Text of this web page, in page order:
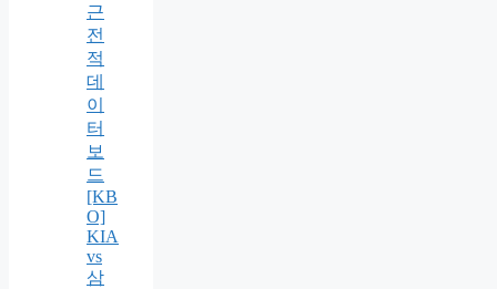
근
전
적
데
이
터
보
드
[KB
O]
KIA
vs
삼